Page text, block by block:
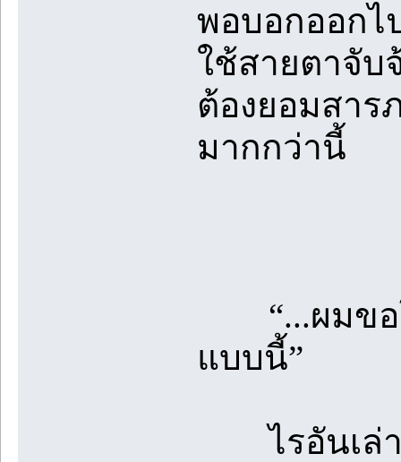
พอบอกออกไ
ใช้สายตาจับ
ต้องยอมสาร
มากกว่านี้
“...ผมขอโ
แบบนี้”
ไรอันเล่า